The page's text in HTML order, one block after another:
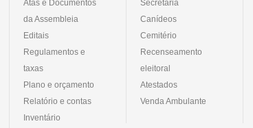
Atas e Documentos
da Assembleia
Editais
Regulamentos e
taxas
Plano e orçamento
Relatório e contas
Inventário
Secretaria
Canídeos
Cemitério
Recenseamento
eleitoral
Atestados
Venda Ambulante